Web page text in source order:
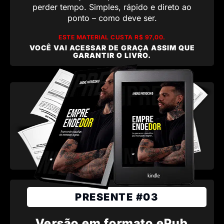
perder tempo. Simples, rápido e direto ao
ponto – como deve ser.
ESTE MATERIAL CUSTA R$ 97,00.
VOCÊ VAI ACESSAR DE GRAÇA ASSIM QUE
GARANTIR O LIVRO.
PRESENTE #03